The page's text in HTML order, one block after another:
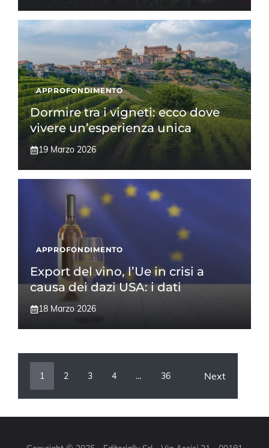
APPROFONDIMENTO
Dormire tra i vigneti: ecco dove
vivere un’esperienza unica
19 Marzo 2026
APPROFONDIMENTO
Export del vino, l’Ue in crisi a
causa dei dazi USA: i dati
18 Marzo 2026
1 2 3 4 … 36 Next